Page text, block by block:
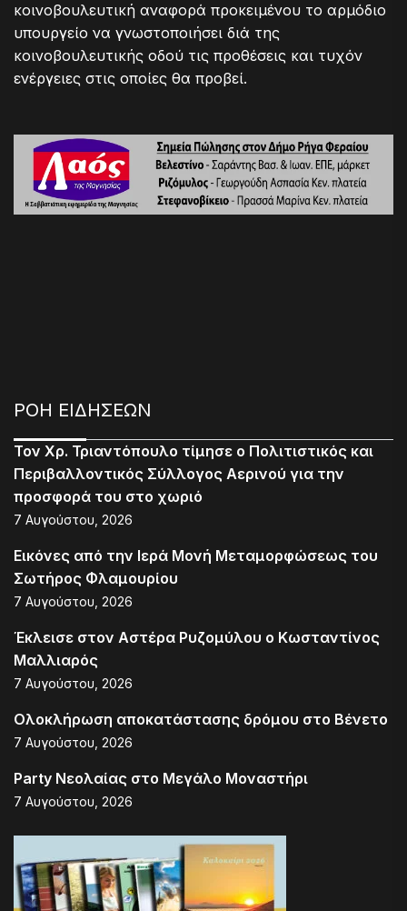
κοινοβουλευτική αναφορά προκειμένου το αρμόδιο
υπουργείο να γνωστοποιήσει διά της
κοινοβουλευτικής οδού τις προθέσεις και τυχόν
ενέργειες στις οποίες θα προβεί.
ΡΟΗ ΕΙΔΗΣΕΩΝ
Τον Χρ. Τριαντόπουλο τίμησε ο Πολιτιστικός και
Περιβαλλοντικός Σύλλογος Αερινού για την
προσφορά του στο χωριό
7 Αυγούστου, 2026
Εικόνες από την Ιερά Μονή Μεταμορφώσεως του
Σωτήρος Φλαμουρίου
7 Αυγούστου, 2026
Έκλεισε στον Αστέρα Ρυζομύλου ο Κωσταντίνος
Μαλλιαρός
7 Αυγούστου, 2026
Ολοκλήρωση αποκατάστασης δρόμου στο Βένετο
7 Αυγούστου, 2026
Party Νεολαίας στο Μεγάλο Μοναστήρι
7 Αυγούστου, 2026